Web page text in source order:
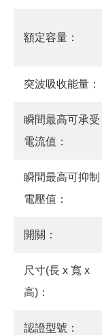
額定容量：
突波吸收能量：
瞬間最高可承受
電流值：
瞬間最高可抑制
電壓值：
開關：
尺寸(長 x 寬 x
高)：
認證型號：